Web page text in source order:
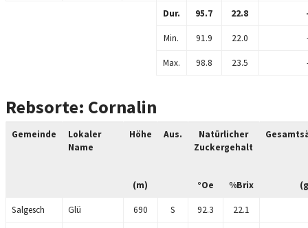
Dur. 95.7 22.8
Min. 91.9 22.0
Max. 98.8 23.5
Rebsorte: Cornalin
Gemeinde
Lokaler
Name
Höhe Aus.
Natürlicher
Zuckergehalt
(m) °Oe %Brix
Salgesch Glü 690 S 92.3 22.1